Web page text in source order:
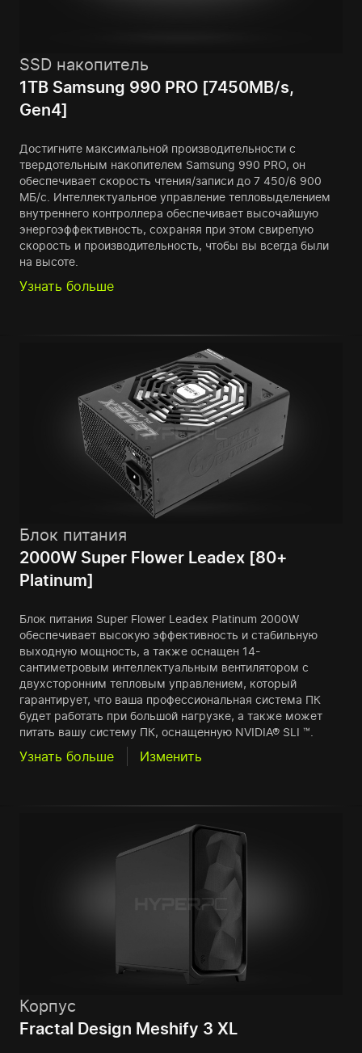
SSD накопитель
1TB Samsung 990 PRO [7450MB/s,
Gen4]
Достигните максимальной производительности с
твердотельным накопителем Samsung 990 PRO, он
обеспечивает скорость чтения/записи до 7 450/6 900
МБ/с. Интеллектуальное управление тепловыделением
внутреннего контроллера обеспечивает высочайшую
энергоэффективность, сохраняя при этом свирепую
скорость и производительность, чтобы вы всегда были
на высоте.
Узнать больше
Блок питания
2000W Super Flower Leadex [80+
Platinum]
Блок питания Super Flower Leadex Platinum 2000W
обеспечивает высокую эффективность и стабильную
выходную мощность, а также оснащен 14-
сантиметровым интеллектуальным вентилятором с
двухсторонним тепловым управлением, который
гарантирует, что ваша профессиональная система ПК
будет работать при большой нагрузке, а также может
питать вашу систему ПК, оснащенную NVIDIA® SLI ™.
Узнать больше Изменить
Корпус
Fractal Design Meshify 3 XL